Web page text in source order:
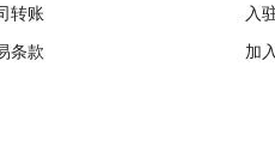
转账
条款
入
加